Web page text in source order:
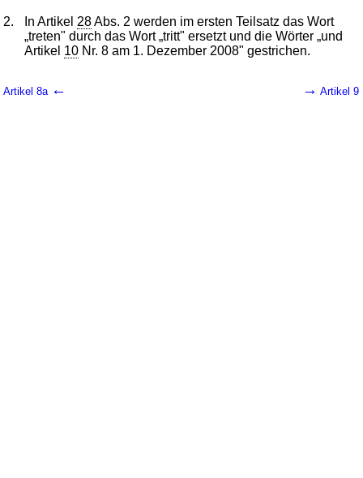
2. In Artikel 28Abs. 2 werden im ersten Teilsatz das Wort
„treten" durch das Wort „tritt" ersetzt und die Wörter „und
Artikel 10 Nr. 8 am 1. Dezember 2008" gestrichen.
Artikel 8a ← → Artikel 9